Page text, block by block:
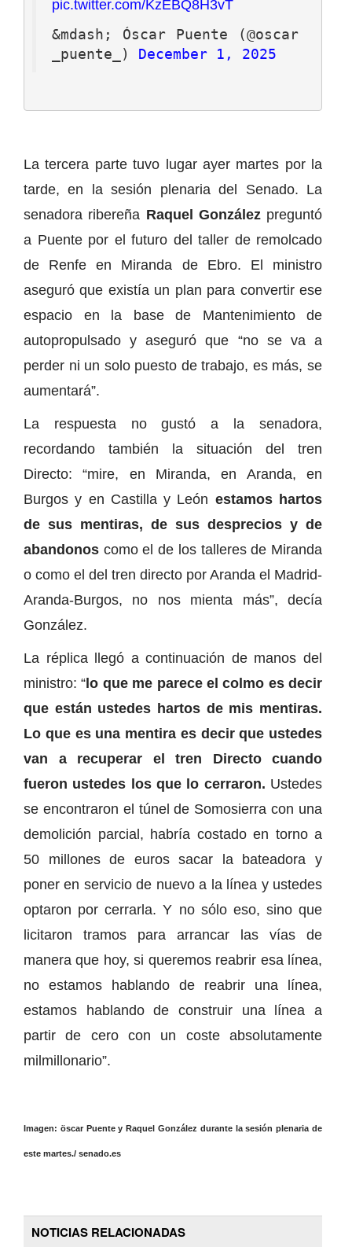
pic.twitter.com/KzEBQ8H3vT
&mdash; Óscar Puente (@oscar
_puente_)
December 1, 2025
La tercera parte tuvo lugar ayer martes por la
tarde, en la sesión plenaria del Senado. La
senadora ribereña Raquel Gonzálezpreguntó
a Puente por el futuro del taller de remolcado
de Renfe en Miranda de Ebro. El ministro
aseguró que existía un plan para convertir ese
espacio en la base de Mantenimiento de
autopropulsado y aseguró que “no se va a
perder ni un solo puesto de trabajo, es más, se
aumentará”.
La respuesta no gustó a la senadora,
recordando también la situación del tren
Directo: “mire, en Miranda, en Aranda, en
Burgos y en Castilla y León estamos hartos
de sus mentiras, de sus desprecios y de
abandonos como el de los talleres de Miranda
o como el del tren directo por Aranda el Madrid-
Aranda-Burgos, no nos mienta más”, decía
González.
La réplica llegó a continuación de manos del
ministro: “lo que me parece el colmo es decir
que están ustedes hartos de mis mentiras.
Lo que es una mentira es decir que ustedes
van a recuperar el tren Directo cuando
fueron ustedes los que lo cerraron. Ustedes
se encontraron el túnel de Somosierra con una
demolición parcial, habría costado en torno a
50 millones de euros sacar la bateadora y
poner en servicio de nuevo a la línea y ustedes
optaron por cerrarla. Y no sólo eso, sino que
licitaron tramos para arrancar las vías de
manera que hoy, si queremos reabrir esa línea,
no estamos hablando de reabrir una línea,
estamos hablando de construir una línea a
partir de cero con un coste absolutamente
milmillonario”.
Imagen: öscar Puente y Raquel González durante la sesión plenaria de
este martes./ senado.es
NOTICIAS RELACIONADAS